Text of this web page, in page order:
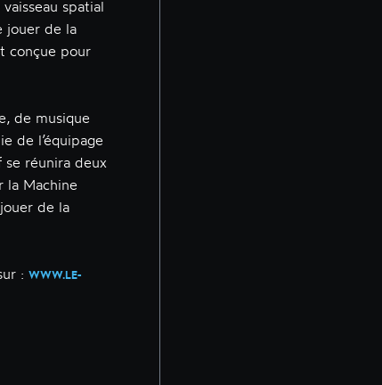
spatial
jouer de la
conçue pour
de musique
de l’équipage
se réunira deux
la Machine
de la
: WWW.LE-